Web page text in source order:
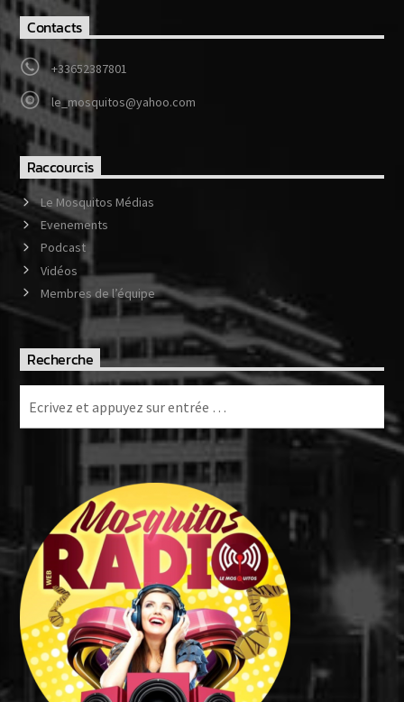
Contacts
+33652387801
le_mosquitos@yahoo.com
Raccourcis
Le Mosquitos Médias
Evenements
Podcast
Vidéos
Membres de l’équipe
Recherche